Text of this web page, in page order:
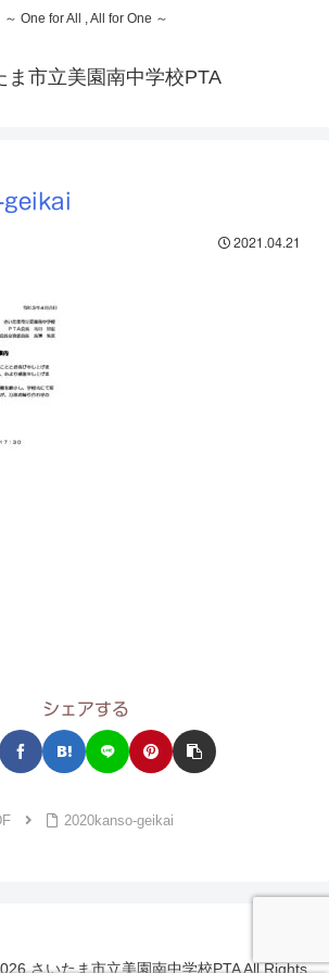
～ One for All , All for One ～
ま市立美園南中学校PTA
geikai
2021.04.21
シェアする
2020kanso-geikai
さいたま市立美園南中学校PTA All Rights